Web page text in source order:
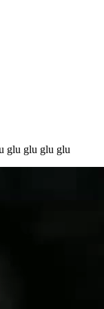
glu glu glu glu